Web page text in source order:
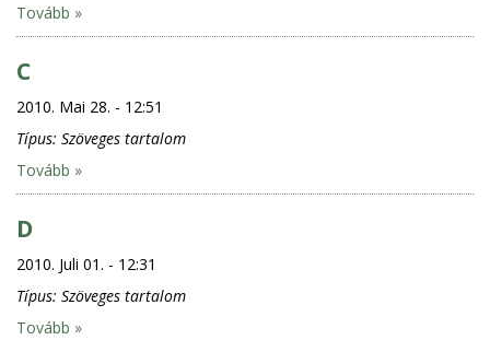
Tovább »
C
2010. Mai 28. - 12:51
Típus: Szöveges tartalom
Tovább »
D
2010. Juli 01. - 12:31
Típus: Szöveges tartalom
Tovább »